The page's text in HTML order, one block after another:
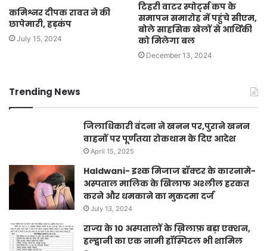
कमिश्नर दीपक रावत ने की
छापेमारी, हड़कंप
July 15, 2024
टिहरी वाटर स्पोर्ट्स कप के
समापन समारोह में पहुंचे सीएम,
बोले साहसिक खेलों से आर्थिकी
को मिलेगा बल
December 13, 2024
Trending News
जिलाधिकारी वंदना ने खनन पर,पुराने खनन
वाहनों पर पूर्णतया रोकथाम के दिए आदेश
April 15, 2025
Haldwani- इश्क मिजाज डॉक्टर के कारनामे-
अस्पताल मालिक के खिलाफ अश्लील हरकत
करने और धमकाने का मुकदमा दर्ज
July 13, 2024
राज्य के 10 अस्पतालों के ख़िलाफ़ बड़ा एक्शन,
हल्द्वानी का एक नामी हॉस्पिटल भी शामिल